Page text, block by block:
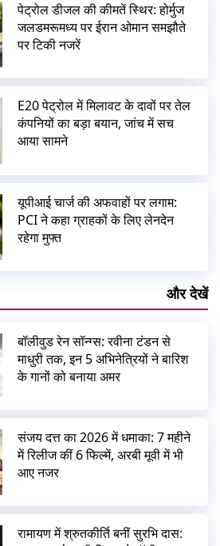
पेट्रोल डीजल की कीमतें स्थिर: होर्मुज
जलडमरूमध्य पर ईरान ओमान समझौते
पर टिकी नजरें
E20 पेट्रोल में मिलावट के दावों पर तेल
कंपनियों का बड़ा बयान, जांच में सच
आया सामने
यूपीआई चार्ज की अफवाहों पर लगाम:
PCI ने कहा ग्राहकों के लिए लेनदेन
रहेगा मुफ्त
और देखें
बॉलीवुड रेन सॉन्ग्स: रवीना टंडन से
माधुरी तक, इन 5 अभिनेत्रियों ने बारिश
के गानों को बनाया अमर
संजय दत्त का 2026 में धमाका: 7 महीने
में रिलीज कीं 6 फिल्में, अरबी मूवी में भी
आए नजर
रामायण में श्रुतकीर्ति बनीं सुरभि दास: